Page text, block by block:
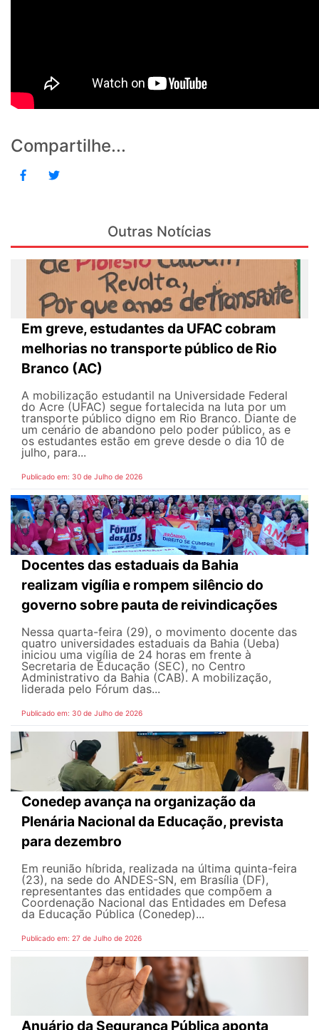
Compartilhe...
Outras Notícias
Em greve, estudantes da UFAC cobram
melhorias no transporte público de Rio
Branco (AC)
A mobilização estudantil na Universidade Federal
do Acre (UFAC) segue fortalecida na luta por um
transporte público digno em Rio Branco. Diante de
um cenário de abandono pelo poder público, as e
os estudantes estão em greve desde o dia 10 de
julho, para...
Publicado em: 30 de Julho de 2026
Docentes das estaduais da Bahia
realizam vigília e rompem silêncio do
governo sobre pauta de reivindicações
Nessa quarta-feira (29), o movimento docente das
quatro universidades estaduais da Bahia (Ueba)
iniciou uma vigília de 24 horas em frente à
Secretaria de Educação (SEC), no Centro
Administrativo da Bahia (CAB). A mobilização,
liderada pelo Fórum das...
Publicado em: 30 de Julho de 2026
Conedep avança na organização da
Plenária Nacional da Educação, prevista
para dezembro
Em reunião híbrida, realizada na última quinta-feira
(23), na sede do ANDES-SN, em Brasília (DF),
representantes das entidades que compõem a
Coordenação Nacional das Entidades em Defesa
da Educação Pública (Conedep)...
Publicado em: 27 de Julho de 2026
Anuário da Segurança Pública aponta